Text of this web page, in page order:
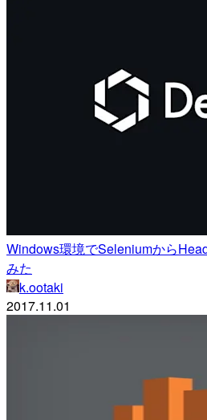
Windows環境でSeleniumから
みた
k.ootaki
2017.11.01